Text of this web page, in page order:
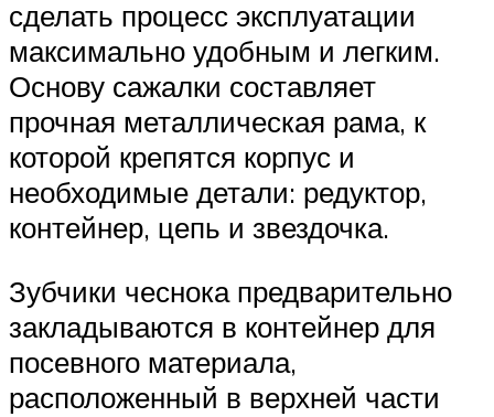
сделать процесс эксплуатации
максимально удобным и легким.
Основу сажалки составляет
прочная металлическая рама, к
которой крепятся корпус и
необходимые детали: редуктор,
контейнер, цепь и звездочка.
Зубчики чеснока предварительно
закладываются в контейнер для
посевного материала,
расположенный в верхней части